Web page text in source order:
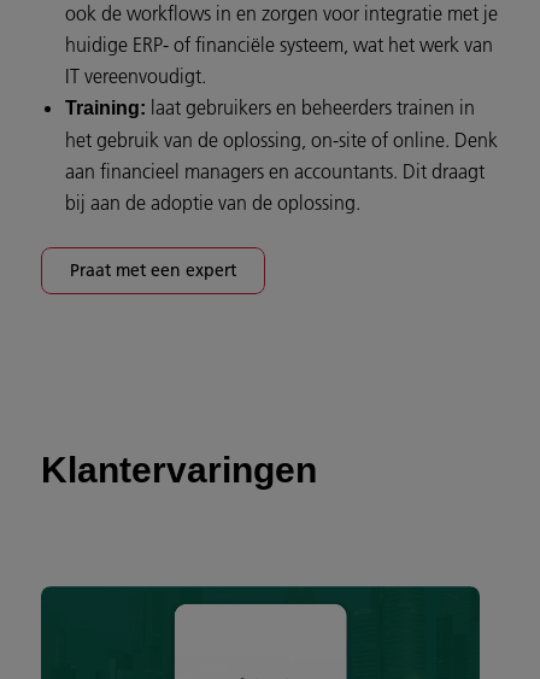
ook de workflows in en zorgen voor integratie met je
huidige ERP- of financiële systeem, wat het werk van
IT vereenvoudigt.
Training: laat gebruikers en beheerders trainen in
het gebruik van de oplossing, on-site of online. Denk
aan financieel managers en accountants. Dit draagt
bij aan de adoptie van de oplossing.
Praat met een expert
Klantervaringen